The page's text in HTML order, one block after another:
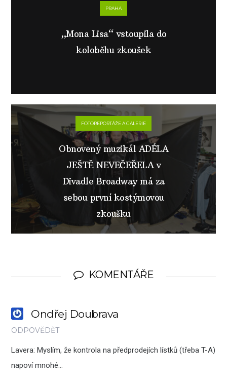
PRAHA
„Mona Lisa“ vstoupila do
koloběhu zkoušek
FOTOREPORTÁŽE A GALERIE
Obnovený muzikál ADÉLA
JEŠTĚ NEVEČEŘELA v
Divadle Broadway má za
sebou první kostýmovou
zkoušku
KOMENTÁŘE
Ondřej Doubrava
ODPOVĚDĚT
Lavera: Myslím, že kontrola na předprodejích lístků (třeba T-A)
napoví mnohé…